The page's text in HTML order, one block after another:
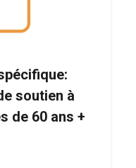
soutien à
de 60 ans +